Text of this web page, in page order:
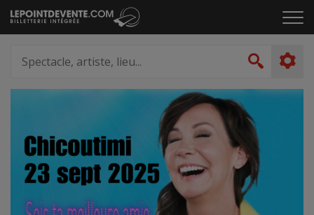
Passer
au
le
artiste,
lieu...